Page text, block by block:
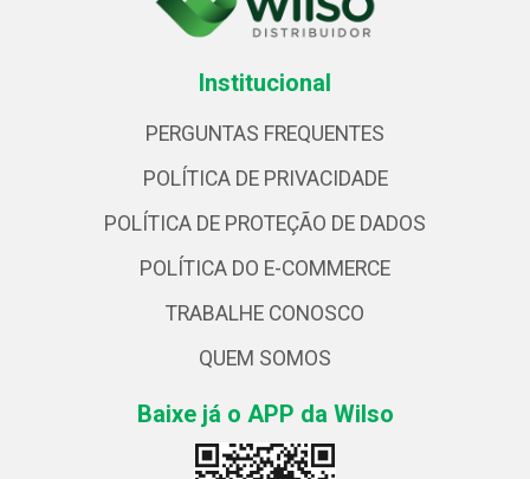
Institucional
PERGUNTAS FREQUENTES
POLÍTICA DE PRIVACIDADE
POLÍTICA DE PROTEÇÃO DE DADOS
POLÍTICA DO E-COMMERCE
TRABALHE CONOSCO
QUEM SOMOS
Baixe já o APP da Wilso